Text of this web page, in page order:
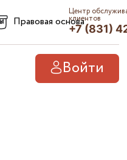
Правовая основа
Центр
клиентов
+7 (831)
Войти